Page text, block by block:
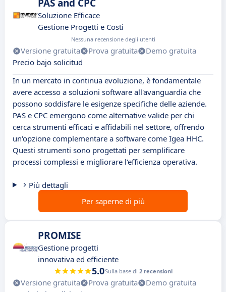
PAS and CPC
Soluzione Efficace
Gestione Progetti e Costi
Nessuna recensione degli utenti
Versione gratuita Prova gratuita
Demo gratuita
Precio bajo solicitud
In un mercato in continua evoluzione, è fondamentale
avere accesso a soluzioni software all'avanguardia che
possono soddisfare le esigenze specifiche delle aziende.
PAS e CPC emergono come alternative valide per chi
cerca strumenti efficaci e affidabili nel settore, offrendo
un'opzione complementare a software come Igea HHC.
Questi strumenti sono progettati per semplificare
processi complessi e migliorare l'efficienza operativa.
Più dettagli
Per saperne di più
PROMISE
Gestione progetti
innovativa ed efficiente
5.0Sulla base di 2 recensioni
Versione gratuita Prova gratuita
Demo gratuita